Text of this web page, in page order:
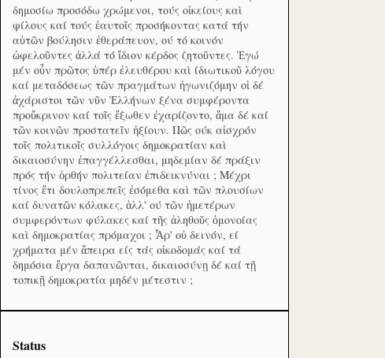
δημοσίω προσόδω χρώμενοι, τούς οἰκείους καὶ
φίλους καί τούς ἑαυτοῖς προσήκοντας κατά τήν
αὑτῶν βούλησιν ἐθεράπευον, ού τό κοινόν
ὠφελοῦντες ἀλλά τό ἴδιον κέρδος ζητοῦντες. Ἐγώ
μέν οὖν πρῶτος ὑπέρ ἐλευθέρου καὶ ίδιωτικοῦ λόγου
καί μεταδόσεως τῶν πραγμάτων ἠγωνιζόμην οἱ δέ
ἀχάριστοι τῶν νῦν Ἑλλήνων ξένα συμφέροντα
προὔκρινον καί τοῖς ἔξωθεν ἐχαρίζοντο, ἅμα δέ καί
τῶν κοινῶν προστατεῖν ἠξίουν. Πῶς ούκ αἰσχρόν
τοῖς πολιτικοῖς συλλόγοις δημοκρατίαν καὶ
δικαιοσύνην ἐπαγγέλλεσθαι, μηδεμίαν δέ πράξιν
πρός τήν ὀρθήν πολιτείαν ἐπιδεικνύναι ; Μέχρι
τίνος ἔτι δουλοπρεπεῖς ἐσόμεθα καὶ τῶν πλουσίων
καί δυνατῶν κόλακες, ἀλλ' ού τῶν ἡμετέρων
συμφερόντων φύλακες καί τῆς ἀληθοῦς ὁμονοίας
καὶ δημοκρατίας πρόμαχοι ; Ἆρ' οὐ δεινόν, εί
χρήματα μέν ἄπειρα είς τάς οἰκοδομάς καί τά
δημόσια ἔργα δαπανῶνται, δικαιοσύνῃ δέ καί τῇ
τοπικῇ δημοκρατία μηδέν μέτεστιν ;
Status